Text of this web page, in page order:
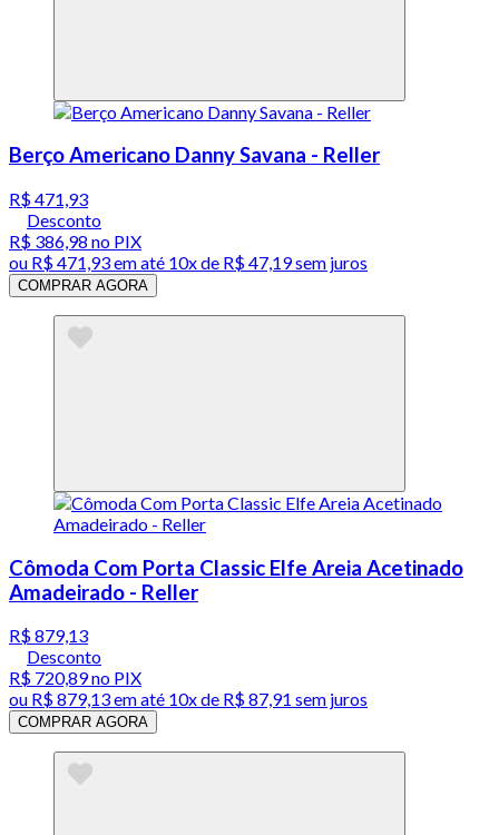
Berço Americano Danny Savana - Reller
R$ 471,93
Desconto
R$ 386,98 no PIX
ou R$ 471,93em até 10x de R$ 47,19 sem juros
COMPRAR AGORA
Cômoda Com Porta Classic Elfe Areia Acetinado
Amadeirado - Reller
R$ 879,13
Desconto
R$ 720,89no PIX
ou R$ 879,13em até 10x de R$ 87,91 sem juros
COMPRAR AGORA